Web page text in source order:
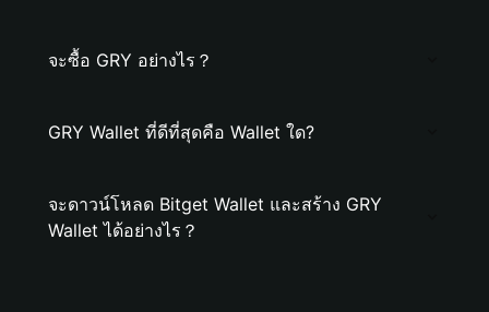
จะซื้อ GRY อย่างไร？
GRY Wallet ที่ดีที่สุดคือ Wallet ใด?
จะดาวน์โหลด Bitget Wallet และสร้าง GRY
Wallet ได้อย่างไร？